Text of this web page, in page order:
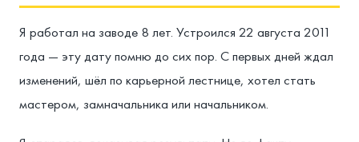
Я работал на заводе 8 лет. Устроился 22 августа 2011
года — эту дату помню до сих пор. С первых дней ждал
изменений, шёл по карьерной лестнице, хотел стать
мастером, замначальника или начальником.